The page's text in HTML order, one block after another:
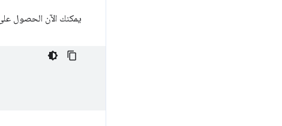
يمكنك الآن الحصول